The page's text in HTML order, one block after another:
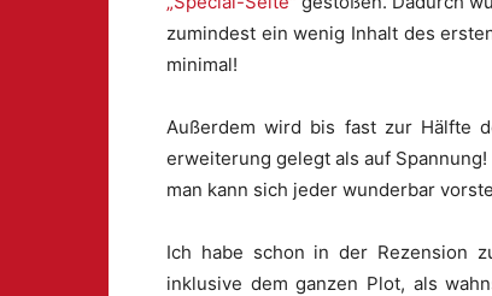
zumindest ein wenig Inhalt des
minimal!
Außerdem wird bis fast zur Hälfte
erweiterung gelegt als auf
man kann sich jeder wunderbar
Ich habe schon in der Rezension
inklusive dem ganzen Plot, als